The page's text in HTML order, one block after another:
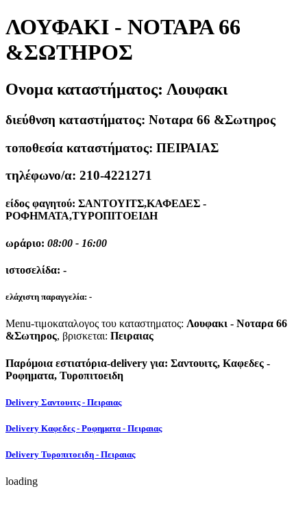
ΛΟΥΦΑΚΙ - ΝΟΤΑΡΑ 66
&ΣΩΤΗΡΟΣ
Ονομα καταστήματος: Λουφακι
διεύθνση καταστήματος: Νοταρα 66 &Σωτηρος
τοποθεσία καταστήματος: ΠΕΙΡΑΙΑΣ
τηλέφωνο/α: 210-4221271
είδος φαγητού: ΣΑΝΤΟΥΙΤΣ,ΚΑΦΕΔΕΣ -
ΡΟΦΗΜΑΤΑ,ΤΥΡΟΠΙΤΟΕΙΔΗ
ωράριο: 08:00 - 16:00
ιστοσελίδα: -
ελάχιστη παραγγελία: -
Menu-τιμοκαταλογος του καταστηματος: Λουφακι - Νοταρα 66
&Σωτηρος, βρισκεται: Πειραιας
Παρόμοια εστιατόρια-delivery για: Σαντουιτς, Καφεδες -
Ροφηματα, Τυροπιτοειδη
Delivery Σαντουιτς - Πειραιας
Delivery Καφεδες - Ροφηματα - Πειραιας
Delivery Τυροπιτοειδη - Πειραιας
loading